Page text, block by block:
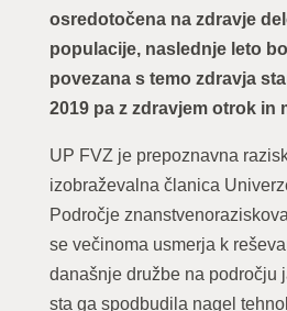
osredotočena na zdravje
populacije, naslednje leto
povezana s temo zdravja
2019 pa z zdravjem otrok in
UP FVZ je prepoznavna
izobraževalna članica
Področje
se večinoma usmerja k
današnje družbe na področju
sta ga spodbudila nagel